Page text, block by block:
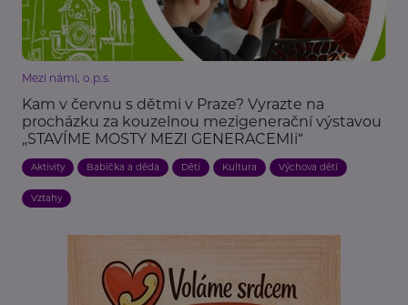
Mezi námi, o.p.s.
Kam v červnu s dětmi v Praze? Vyrazte na
procházku za kouzelnou mezigenerační výstavou
„STAVÍME MOSTY MEZI GENERACEMIi“
Aktivity Babička a děda Děti Kultura Výchova dětí
Vztahy